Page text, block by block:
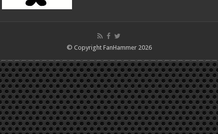
© Copyright FanHammer 2026